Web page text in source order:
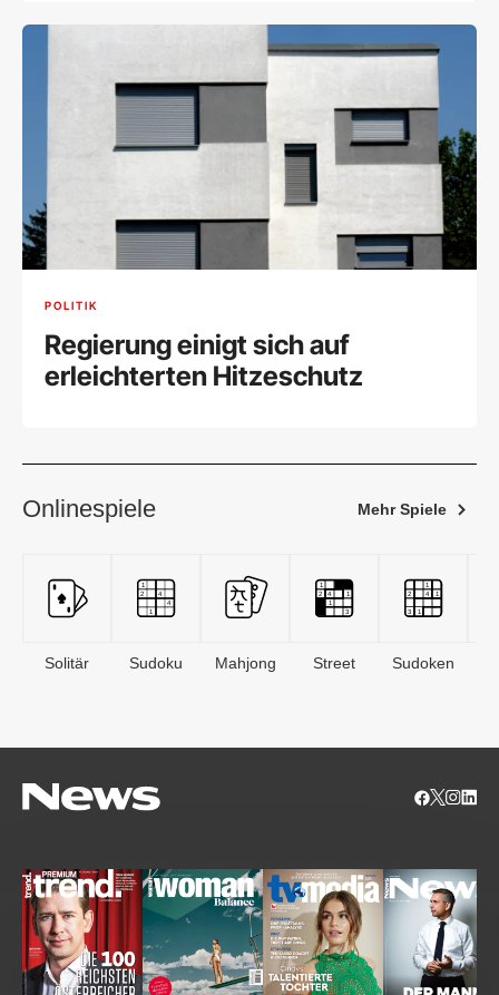
POLITIK
Regierung einigt sich auf
erleichterten Hitzeschutz
Onlinespiele Mehr Spiele
Solitär Sudoku Mahjong Street Sudoken